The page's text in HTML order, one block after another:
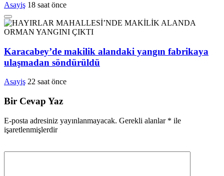
Asayiş 18 saat önce
Karacabey’de makilik alandaki yangın fabrikaya
ulaşmadan söndürüldü
Asayiş 22 saat önce
Bir Cevap Yaz
E-posta adresiniz yayınlanmayacak. Gerekli alanlar * ile
işaretlenmişlerdir